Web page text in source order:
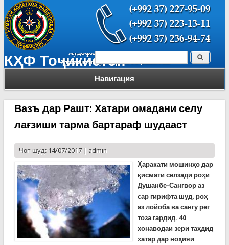
КҲФ Тоҷикистон
Навигация
Форма поиска Поиск
Вазъ дар Рашт: Хатари омадани селу
лағзиши тарма бартараф шудааст
Чоп шуд: 14/07/2017 | admin
Ҳаракати мошинҳо дар
қисмати селзади роҳи
Душанбе-Сангвор аз
сар гирифта шуд, роҳ
аз лойоба ва сангу рег
тоза гардид. 40
хонаводаи зери таҳдид
хатар дар ноҳияи